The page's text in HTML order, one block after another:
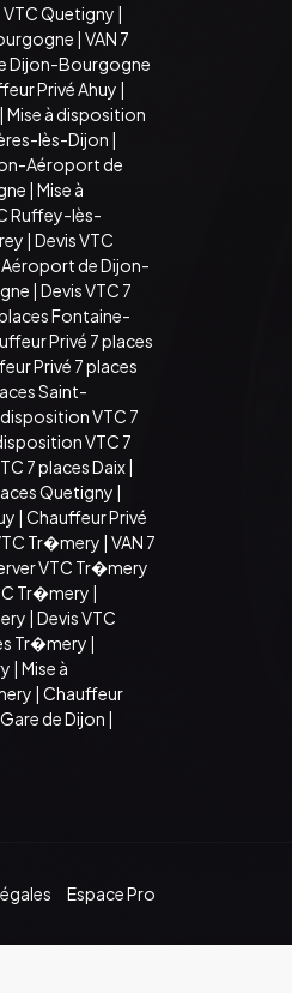
VTC Quetigny |
| VAN 7
Dijon-Bourgogne
Privé Ahuy |
| Mise à disposition
lès-Dijon |
Aéroport de
| Mise à
Ruffey-lès-
| Devis VTC
de Dijon-
| Devis VTC 7
Fontaine-
Privé 7 places
Privé 7 places
Saint-
disposition VTC 7
VTC 7
7 places Daix|
Quetigny |
| Chauffeur Privé
Tr�mery | VAN 7
VTC Tr�mery
Tr�mery |
| Devis VTC
Tr�mery |
| Mise à
| Chauffeur
de Dijon |
Espace Pro